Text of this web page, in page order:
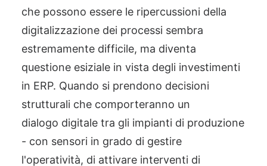
che possono essere le ripercussioni della
digitalizzazione dei processi sembra
estremamente difficile, ma diventa
questione esiziale in vista degli investimenti
in ERP. Quando si prendono decisioni
strutturali che comporteranno un
dialogo digitale tra gli impianti di produzione
- con sensori in grado di gestire
l'operatività, di attivare interventi di